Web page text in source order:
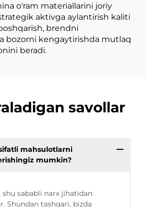
o'ram materiallarini joriy
aktivga aylantirish kaliti
brendni
bozorni kengaytirishda mutlaq
beradi.
savollar
mahsulotlarni
mumkin?
shu sababli narx jihatidan
Shundan tashqari, bizda